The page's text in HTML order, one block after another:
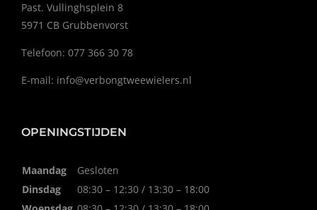
Past. Vullinghsplein 8
5971 CB Grubbenvorst
Telefoon: 077 366 30 78
E-mail: info@verbongtweewielers.nl
OPENINGSTIJDEN
Maandag
Gesloten
Dinsdag
08:30 – 12:30 / 13:30 – 18:00